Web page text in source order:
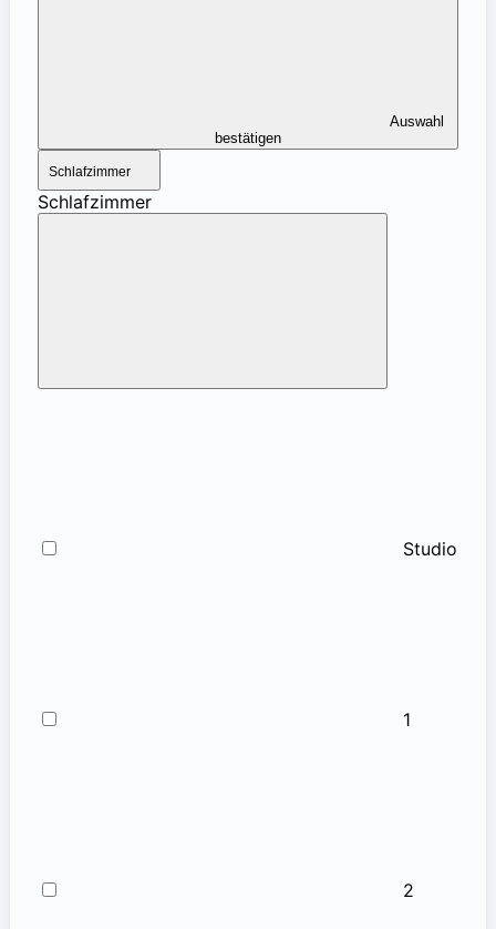
bestätigen
Schlafzimmer
Schlafzimmer
Studio
1
2